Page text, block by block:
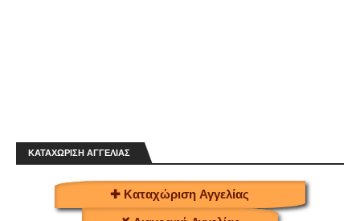
ΚΑΤΑΧΩΡΙΣΗ ΑΓΓΕΛΙΑΣ
✚ Καταχώριση Αγγελίας